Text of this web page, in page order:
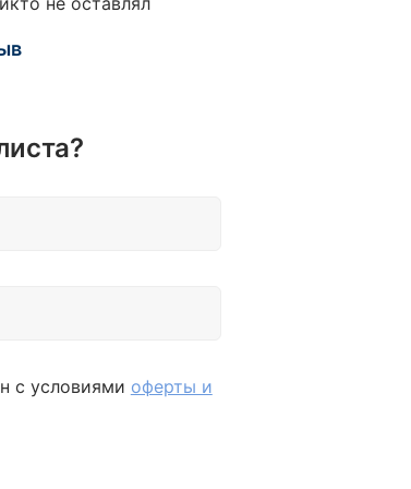
1/4-9/32-5/16-11/32-3/8-7/16-1/2 -
мм 1/4": Т10-Т15-Т20-Т25-Т27-Т30-
биты 3/8: HEX 3-4-5-6-8-10 мм; PZ
реверсивные: 1/4" - 3/8" - 1/2" -
4" 100 мм; 3/8" 75-150 мм; 1/2" 125-
с условиями оферты и